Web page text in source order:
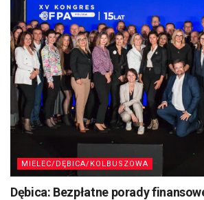
MIELEC/DĘBICA/KOLBUSZOWA
Dębica: Bezpłatne porady